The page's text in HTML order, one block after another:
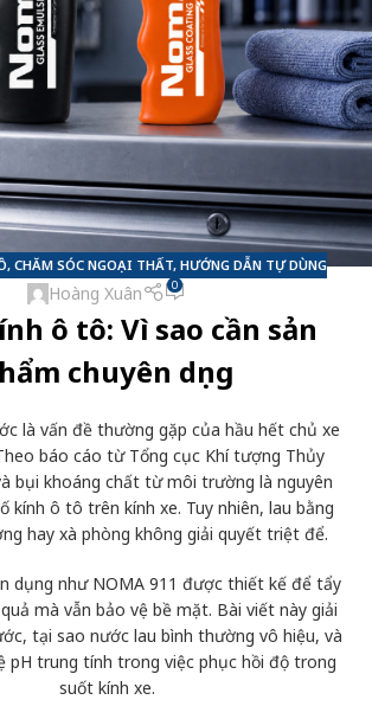
, CHĂM SÓC NGOẠI THẤT, HƯỚNG DẪN TỰ DÙNG
Hoàng Xuân 0
ô tô: Vì sao cần sản
chuyên dụng
là vấn đề thường gặp của hầu hết chủ xe
báo cáo từ Tổng cục Khí tượng Thủy
bụi khoáng chất từ môi trường là nguyên
kính ô tô trên kính xe. Tuy nhiên, lau bằng
hay xà phòng không giải quyết triệt để.
dụng như NOMA 911 được thiết kế để tẩy
mà vẫn bảo vệ bề mặt. Bài viết này giải
tại sao nước lau bình thường vô hiệu, và
pH trung tính trong việc phục hồi độ trong
suốt kính xe.